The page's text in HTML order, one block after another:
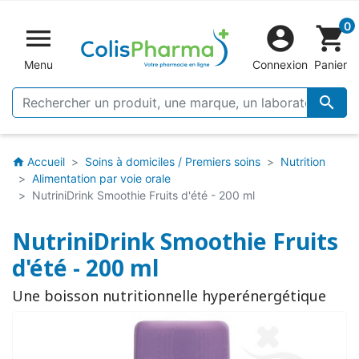

Menu


Connexion
shopping_cart0
Panier
home Accueil Soins à domiciles / Premiers soins
Nutrition
Alimentation par voie orale
NutriniDrink Smoothie Fruits d'été - 200 ml
NutriniDrink Smoothie Fruits
d'été - 200 ml
Une boisson nutritionnelle hyperénergétique